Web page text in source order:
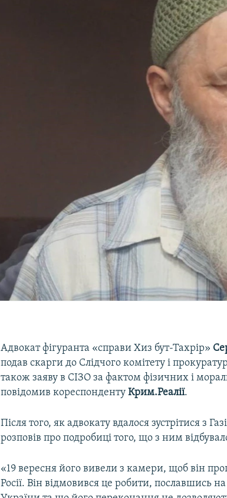
Адвокат фігуранта «справи Хиз бут-Тахрір»
подав скарги до Слідчого комітету і
також заяву в СІЗО за фактом фізичних і
повідомив кореспондентуКрим.Реалії.
Після того, як адвокату вдалося зустрітися з
розповів про подробиці того, що з ним
«19 вересня його вивели з камери, щоб він
Росії. Він відмовився це робити, пославшись